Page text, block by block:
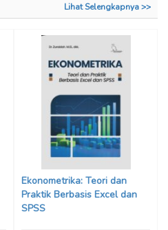
Lihat Selengkapnya >>
Ekonometrika: Teori dan
Praktik Berbasis Excel dan
SPSS